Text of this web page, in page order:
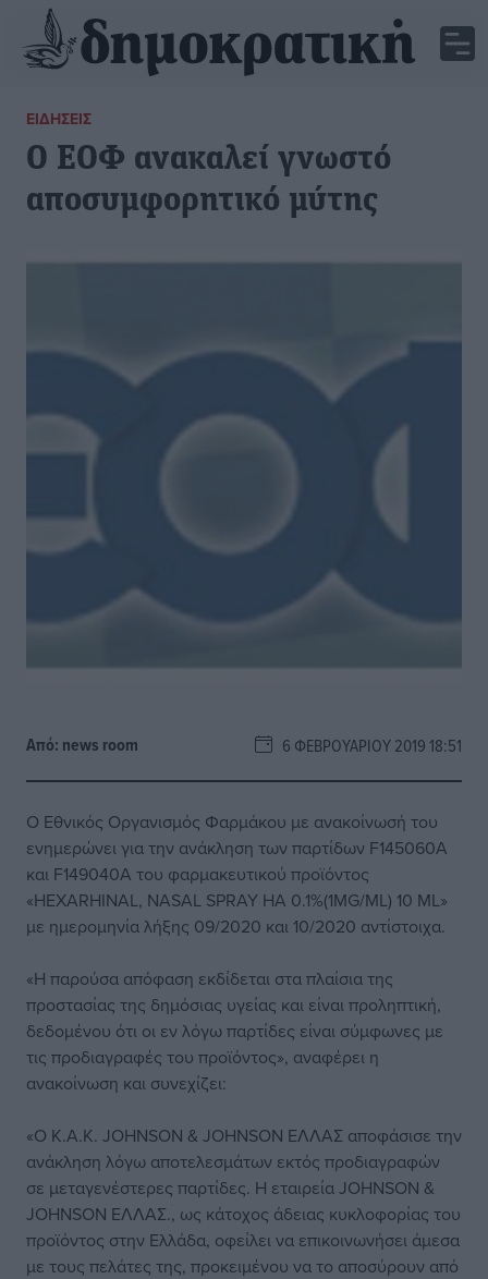
ΕΙΔΉΣΕΙΣ
Ο ΕΟΦ ανακαλεί γνωστό
αποσυμφορητικό μύτης
Από: news room 6 ΦΕΒΡΟΥΑΡΊΟΥ 2019 18:51
Ο Εθνικός Οργανισμός Φαρμάκου με ανακοίνωσή του
ενημερώνει για την ανάκληση των παρτίδων F145060A
και F149040A του φαρμακευτικού προϊόντος
«HEXARHINAL, NASAL SPRAY HA 0.1%(1MG/ML) 10 ML»
με ημερομηνία λήξης 09/2020 και 10/2020 αντίστοιχα.
«Η παρούσα απόφαση εκδίδεται στα πλαίσια της
προστασίας της δημόσιας υγείας και είναι προληπτική,
δεδομένου ότι οι εν λόγω παρτίδες είναι σύμφωνες με
τις προδιαγραφές του προϊόντος», αναφέρει η
ανακοίνωση και συνεχίζει:
«Ο Κ.Α.Κ. JOHNSON & JOHNSON ΕΛΛΑΣ αποφάσισε την
ανάκληση λόγω αποτελεσμάτων εκτός προδιαγραφών
σε μεταγενέστερες παρτίδες. Η εταιρεία JOHNSON &
JOHNSON ΕΛΛΑΣ., ως κάτοχος άδειας κυκλοφορίας του
προϊόντος στην Ελλάδα, οφείλει να επικοινωνήσει άμεσα
με τους πελάτες της, προκειμένου να το αποσύρουν από